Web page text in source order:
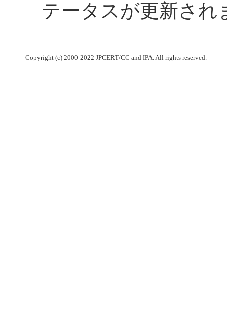
テータスが更新され
Copyright (c) 2000-2022 JPCERT/CC and IPA. All rights reserved.